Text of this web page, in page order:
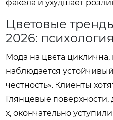
факела и ухудшает
Цветовые
2026:
Мода на цвета циклична,
наблюдается
честность». Клиенты
Глянцевые
х, окончательно